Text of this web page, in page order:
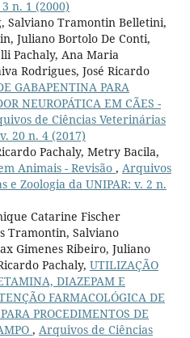
n. 1 (2000)
Salviano Tramontin Belletini,
Juliano Bortolo De Conti,
Pachaly, Ana Maria
Rodrigues, José Ricardo
GABAPENTINA PARA
NEUROPÁTICA EM CÃES -
de Ciências Veterinárias
20 n. 4 (2017)
Pachaly, Metry Bacila,
Animais - Revisão , Arquivos
e Zoologia da UNIPAR: v. 2 n.
Catarine Fischer
Tramontin, Salviano
Gimenes Ribeiro, Juliano
Pachaly, UTILIZAÇÃO
DIAZEPAM E
FARMACOLÓGICA DE
PROCEDIMENTOS DE
, Arquivos de Ciências